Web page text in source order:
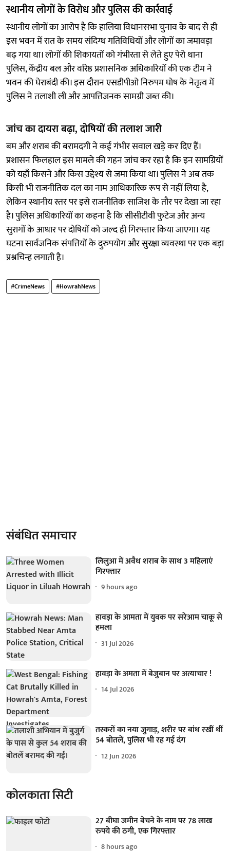
स्थानीय लोगों के विरोध और पुलिस की कार्रवाई
स्थानीय लोगों का आरोप है कि हालिया विधानसभा चुनाव के बाद से ही
इस भवन में रात के समय संदिग्ध गतिविधियों और लोगों का जमावड़ा
बढ़ गया था। लोगों की शिकायतों को गंभीरता से लेते हुए पेरो थाना
पुलिस, केंद्रीय बल और वरिष्ठ प्रशासनिक अधिकारियों की एक टीम ने
भवन की घेराबंदी की। इस दौरान एसडीपीओ निरुपम घोष के नेतृत्व में
पुलिस ने तलाशी ली और आपत्तिजनक सामग्री जब्त की।
जांच का दायरा बढ़ा, दोषियों की तलाश जारी
बम और शराब की बरामदगी ने कई गंभीर सवाल खड़े कर दिए हैं।
प्रशासन फिलहाल इस मामले की गहन जांच कर रहा है कि इन सामग्रियों
को यहाँ किसने और किस उद्देश्य से जमा किया था। पुलिस ने अब तक
किसी भी राजनीतिक दल का नाम आधिकारिक रूप से नहीं लिया है,
लेकिन स्थानीय स्तर पर इसे राजनीतिक साजिश के तौर पर देखा जा रहा
है। पुलिस अधिकारियों का कहना है कि सीसीटीवी फुटेज और अन्य
सुरागों के आधार पर दोषियों को जल्द ही गिरफ्तार किया जाएगा। यह
घटना सार्वजनिक संपत्तियों के दुरुपयोग और सुरक्षा व्यवस्था पर एक बड़ा
प्रश्नचिन्ह लगाती है।
#CrimeNews #HowrahNews
संबंधित समाचार
लिलुआ में अवैध शराब के साथ 3 महिलाएं
गिरफ्तार
9 hours ago
हावड़ा के आमता में युवक पर सरेआम चाकू से
हमला
31 Jul 2026
हावड़ा के अमता में बेजुबान पर अत्याचार !
14 Jul 2026
तस्करों का नया जुगाड़, शरीर पर बांध रखीं थीं
54 बोतलें, पुलिस भी रह गई दंग
12 Jun 2026
कोलकाता सिटी
27 बीघा जमीन बेचने के नाम पर 78 लाख
रुपये की ठगी, एक गिरफ्तार
8 hours ago